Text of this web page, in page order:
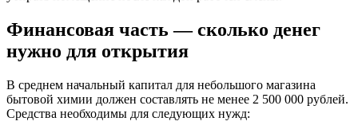
Финансовая часть — сколько денег
нужно для открытия
В среднем начальный капитал для небольшого магазина
бытовой химии должен составлять не менее 2 500 000 рублей.
Средства необходимы для следующих нужд: